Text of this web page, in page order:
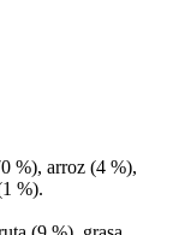
%), arroz (4 %),
%).